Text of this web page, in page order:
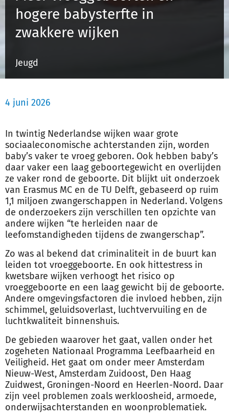
Inloggen
hogere babysterfte in
zwakkere wijken
Jeugd
4 juni 2026
In twintig Nederlandse wijken waar grote
sociaaleconomische achterstanden zijn, worden
baby’s vaker te vroeg geboren. Ook hebben baby’s
daar vaker een laag geboortegewicht en overlijden
ze vaker rond de geboorte. Dit blijkt uit onderzoek
van Erasmus MC en de TU Delft, gebaseerd op ruim
1,1 miljoen zwangerschappen in Nederland. Volgens
de onderzoekers zijn verschillen ten opzichte van
andere wijken “te herleiden naar de
leefomstandigheden tijdens de zwangerschap”.
Zo was al bekend dat criminaliteit in de buurt kan
leiden tot vroeggeboorte. En ook hittestress in
kwetsbare wijken verhoogt het risico op
vroeggeboorte en een laag gewicht bij de geboorte.
Andere omgevingsfactoren die invloed hebben, zijn
schimmel, geluidsoverlast, luchtvervuiling en de
luchtkwaliteit binnenshuis.
De gebieden waarover het gaat, vallen onder het
zogeheten Nationaal Programma Leefbaarheid en
Veiligheid. Het gaat om onder meer Amsterdam
Nieuw-West, Amsterdam Zuidoost, Den Haag
Zuidwest, Groningen-Noord en Heerlen-Noord. Daar
zijn veel problemen zoals werkloosheid, armoede,
onderwijsachterstanden en woonproblematiek.